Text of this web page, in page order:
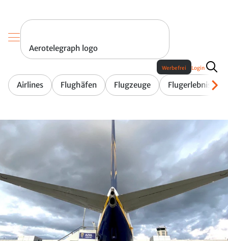
Aerotelegraph logo
Airlines Flughäfen Flugzeuge Flugerlebnis
Werbefrei Login